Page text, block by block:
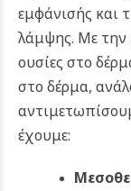
εμφάνισής και
λάμψης. Με την
ουσίες στο
στο δέρμα,
έχουμε: